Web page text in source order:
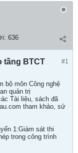
636
#1
tầng BTCT
bộ môn Công nghệ
quản trị
Tài liệu, sách đã
tham khảo, sử
1:Giám sát thi
trong công trình